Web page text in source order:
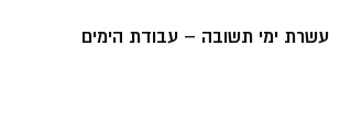
עשרת ימי תשובה – עבודת הימים